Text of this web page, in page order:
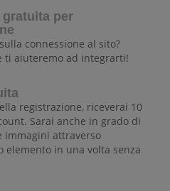
per
connessione al sito?
ti aiuteremo ad integrarti!
registrazione, riceverai 10
Sarai anche in grado di
immagini attraverso
elemento in una volta senza